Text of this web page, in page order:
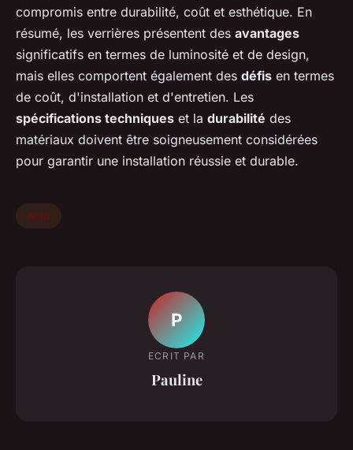
compromis entre durabilité, coût et esthétique. En
résumé, les verrières présentent des avantages
significatifs en termes de luminosité et de design,
mais elles comportent également des défis en termes
de coût, d'installation et d'entretien. Les
spécifications techniques et la durabilité des
matériaux doivent être soigneusement considérées
pour garantir une installation réussie et durable.
Actu
P
ECRIT PAR
Pauline